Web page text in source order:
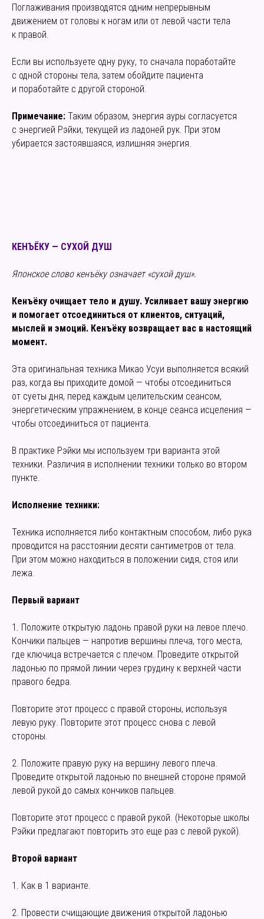
Поглаживания производятся одним непрерывным
движением от головы к ногам или от левой части тела
к правой.
Если вы используете одну руку, то сначала поработайте
с одной стороны тела, затем обойдите пациента
и поработайте с другой стороной.
Примечание: Таким образом, энергия ауры согласуется
с энергией Рэйки, текущей из ладоней рук. При этом
убирается застоявшаяся, излишняя энергия.
КЕНЪЁКУ — СУХОЙ ДУШ
Японское слово кенъёку означает «сухой душ».
Кенъёку очищает тело и душу. Усиливает вашу энергию
и помогает отсоединиться от клиентов, ситуаций,
мыслей и эмоций. Кенъёку возвращает вас в настоящий
момент.
Эта оригинальная техника Микао Усуи выполняется всякий
раз, когда вы приходите домой — чтобы отсоединиться
от суеты дня, перед каждым целительским сеансом,
энергетическим упражнением, в конце сеанса исцеления —
чтобы отсоединиться от пациента.
В практике Рэйки мы используем три варианта этой
техники. Различия в исполнении техники только во втором
пункте.
Исполнение техники:
Техника исполняется либо контактным способом, либо рука
проводится на расстоянии десяти сантиметров от тела.
При этом можно находиться в положении сидя, стоя или
лежа.
Первый вариант
1. Положите открытую ладонь правой руки на левое плечо.
Кончики пальцев — напротив вершины плеча, того места,
где ключица встречается с плечом. Проведите открытой
ладонью по прямой линии через грудину к верхней части
правого бедра.
Повторите этот процесс с правой стороны, используя
левую руку. Повторите этот процесс снова с левой
стороны.
2. Положите правую руку на вершину левого плеча.
Проведите открытой ладонью по внешней стороне прямой
левой рукой до самых кончиков пальцев.
Повторите этот процесс с правой рукой. (Некоторые школы
Рэйки предлагают повторить это еще раз с левой рукой).
Второй вариант
1. Как в 1 варианте.
2. Провести счищающие движения открытой ладонью